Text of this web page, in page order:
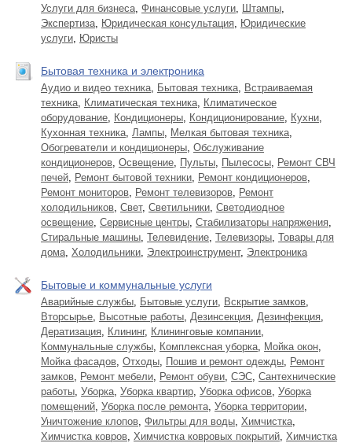
Услуги для бизнеса, Финансовые услуги, Штампы,
Экспертиза, Юридическая консультация, Юридические
услуги, Юристы
Бытовая техника и электроника
Аудио и видео техника, Бытовая техника, Встраиваемая
техника, Климатическая техника, Климатическое
оборудование, Кондиционеры, Кондиционирование, Кухни,
Кухонная техника, Лампы, Мелкая бытовая техника,
Обогреватели и кондиционеры, Обслуживание
кондиционеров, Освещение, Пульты, Пылесосы, Ремонт СВЧ
печей, Ремонт бытовой техники, Ремонт кондиционеров,
Ремонт мониторов, Ремонт телевизоров, Ремонт
холодильников, Свет, Светильники, Светодиодное
освещение, Сервисные центры, Стабилизаторы напряжения,
Стиральные машины, Телевидение, Телевизоры, Товары для
дома, Холодильники, Электроинструмент, Электроника
Бытовые и коммунальные услуги
Аварийные службы, Бытовые услуги, Вскрытие замков,
Вторсырье, Высотные работы, Дезинсекция, Дезинфекция,
Дератизация, Клининг, Клининговые компании,
Коммунальные службы, Комплексная уборка, Мойка окон,
Мойка фасадов, Отходы, Пошив и ремонт одежды, Ремонт
замков, Ремонт мебели, Ремонт обуви, СЭС, Сантехнические
работы, Уборка, Уборка квартир, Уборка офисов, Уборка
помещений, Уборка после ремонта, Уборка территории,
Уничтожение клопов, Фильтры для воды, Химчистка,
Химчистка ковров, Химчистка ковровых покрытий, Химчистка